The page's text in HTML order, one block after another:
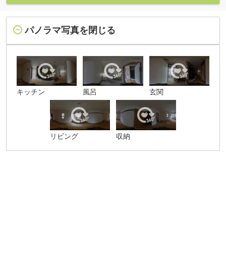
パノラマ写真を閉じる
キッチン 風呂 玄関
リビング 収納